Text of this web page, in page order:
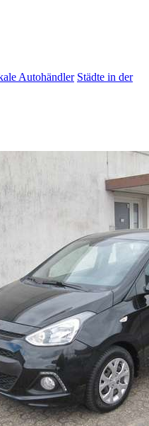
Autohändler Städte in der